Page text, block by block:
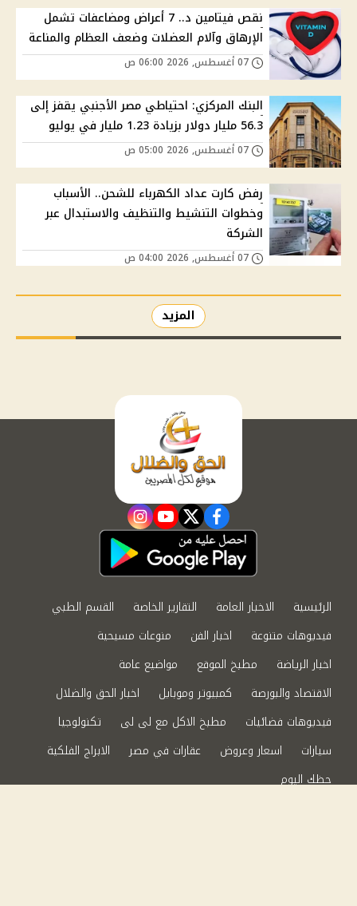
نقص فيتامين د.. 7 أعراض ومضاعفات تشمل
الإرهاق وآلام العضلات وضعف العظام والمناعة
البنك المركزي: احتياطي مصر الأجنبي يقفز إلى
56.3 مليار دولار بزيادة 1.23 مليار في يوليو
رفض كارت عداد الكهرباء للشحن.. الأسباب
وخطوات التنشيط والتنظيف والاستبدال عبر
الشركة
المزيد
facebook
twitter
youtube
instagram
الرئيسية الاخبار العامة التقارير الخاصة
القسم الطبي
فيديوهات متنوعة
اخبار الفن
منوعات مسيحية
اخبار الرياضة
مطبخ الموقع
مواضيع عامة
الاقتصاد والبورصة
كمبيوتر وموبايل
اخبار الحق والضلال
فيديوهات فضائيات
مطبخ الاكل مع لى لى
تكنولوجيا
سيارات
اسعار وعروض عقارات في مصر
الابراج الفلكية
حظك اليوم